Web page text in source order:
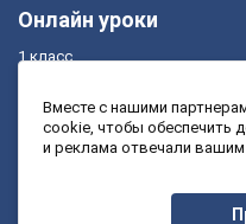
Онлайн уроки
1 класс
3 класс
Вместе с нашими
cookie, чтобы обеспечить
и реклама отвечали вашим